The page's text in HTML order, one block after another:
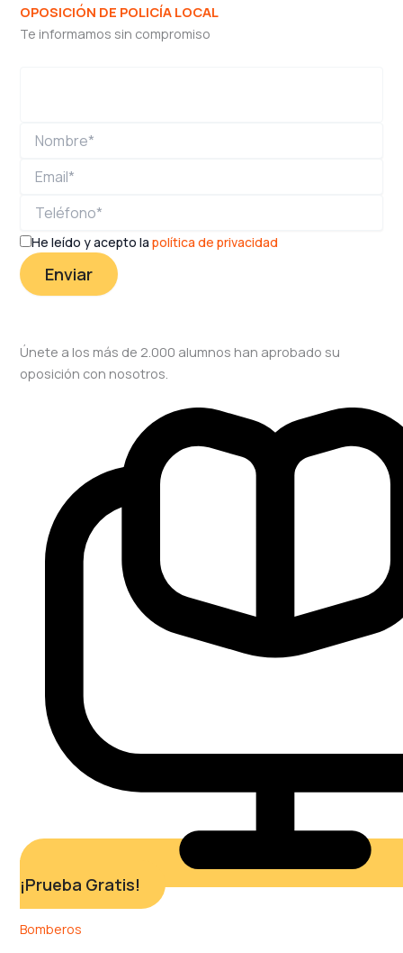
OPOSICIÓN DE POLICÍA LOCAL
Te informamos sin compromiso
He leído y acepto lapolítica de privacidad
Únete a los más de 2.000 alumnos han aprobado su
oposición con nosotros.
¡Prueba Gratis!
Bomberos